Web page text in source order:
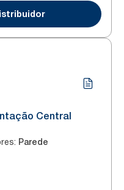
Central
: Parede